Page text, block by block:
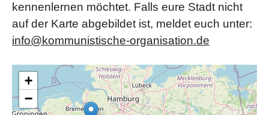
kennenlernen möchtet. Falls eure Stadt nicht
auf der Karte abgebildet ist, meldet euch unter:
info@kommunistische-organisation.de
+
−